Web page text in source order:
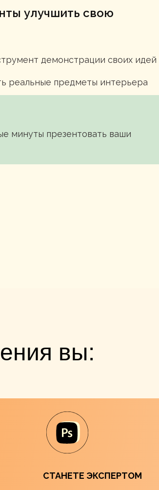
минуты презентовать ваши
демонстрации своих идей
реальные предметы интерьера
улучшить свою
вы:
СТАНЕТЕ ЭКСПЕРТОМ